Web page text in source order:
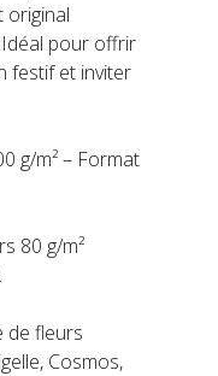
original
pour offrir
festif et inviter
g/m² – Format
80 g/m²
de fleurs
Cosmos,